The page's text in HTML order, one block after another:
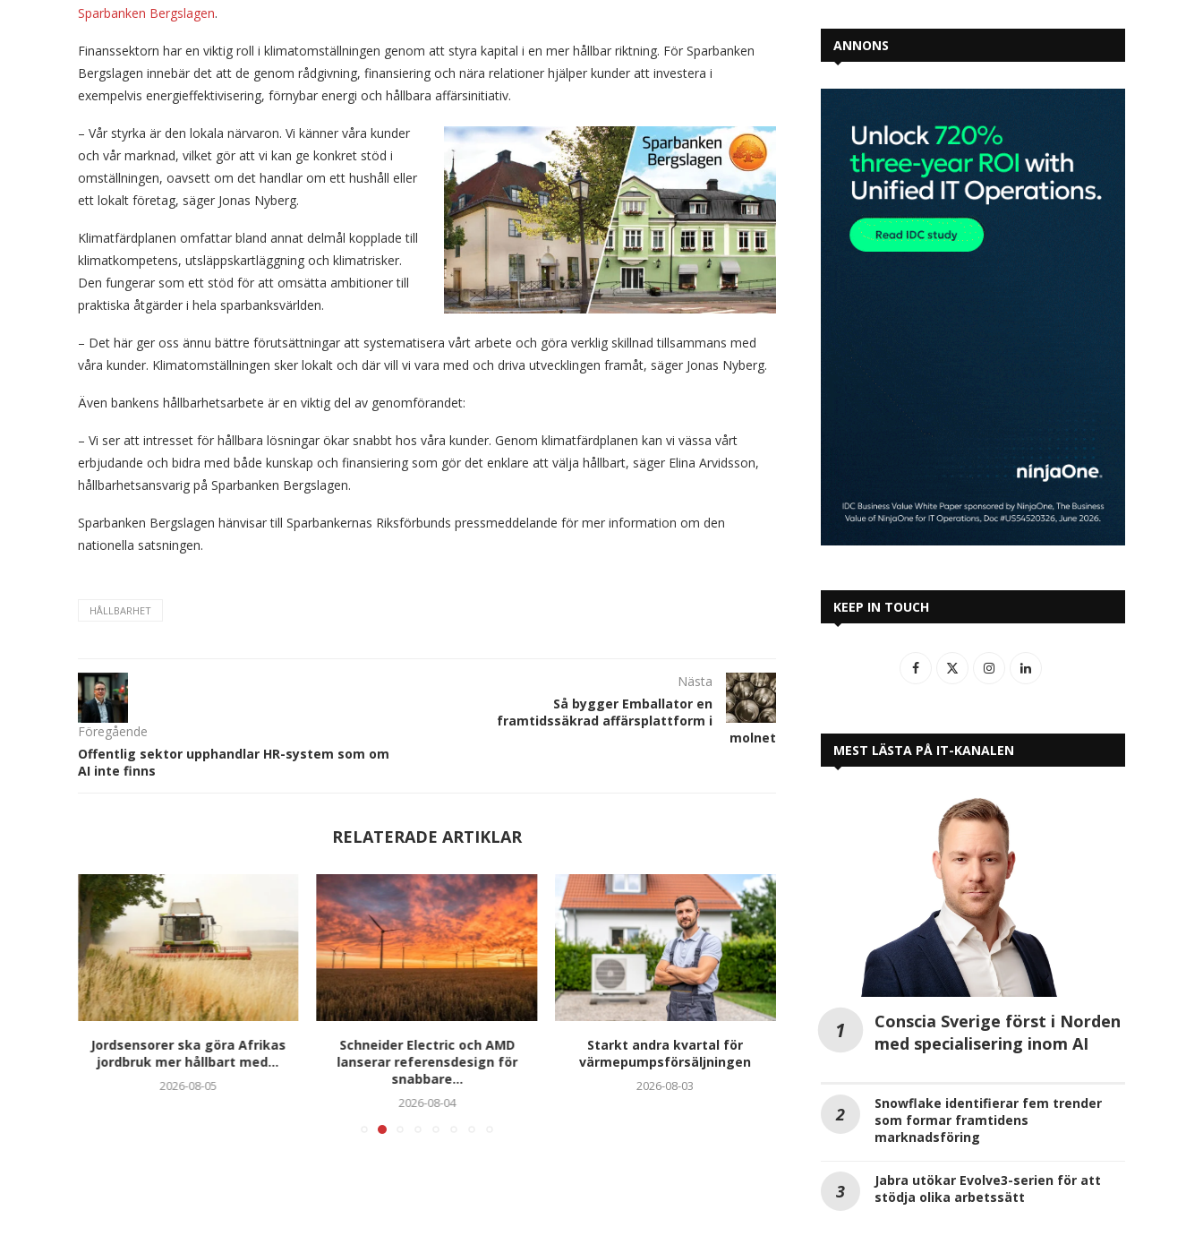
Sparbanken Bergslagen.
Finanssektorn har en viktig roll i klimatomställningen genom att styra kapital i en mer hållbar riktning. För Sparbanken
Bergslagen innebär det att de genom rådgivning, finansiering och nära relationer hjälper kunder att investera i
exempelvis energieffektivisering, förnybar energi och hållbara affärsinitiativ.
– Vår styrka är den lokala närvaron. Vi känner våra kunder
och vår marknad, vilket gör att vi kan ge konkret stöd i
omställningen, oavsett om det handlar om ett hushåll eller
ett lokalt företag, säger Jonas Nyberg.
Klimatfärdplanen omfattar bland annat delmål kopplade till
klimatkompetens, utsläppskartläggning och klimatrisker.
Den fungerar som ett stöd för att omsätta ambitioner till
praktiska åtgärder i hela sparbanksvärlden.
– Det här ger oss ännu bättre förutsättningar att systematisera vårt arbete och göra verklig skillnad tillsammans med
våra kunder. Klimatomställningen sker lokalt och där vill vi vara med och driva utvecklingen framåt, säger Jonas Nyberg.
Även bankens hållbarhetsarbete är en viktig del av genomförandet:
– Vi ser att intresset för hållbara lösningar ökar snabbt hos våra kunder. Genom klimatfärdplanen kan vi vässa vårt
erbjudande och bidra med både kunskap och finansiering som gör det enklare att välja hållbart, säger Elina Arvidsson,
hållbarhetsansvarig på Sparbanken Bergslagen.
Sparbanken Bergslagen hänvisar till Sparbankernas Riksförbunds pressmeddelande för mer information om den
nationella satsningen.
HÅLLBARHET
Föregående
Offentlig sektor upphandlar HR-system som om
AI inte finns
Nästa
Så bygger Emballator en
framtidssäkrad affärsplattform i
molnet
RELATERADE ARTIKLAR
Jordsensorer ska göra Afrikas
jordbruk mer hållbart med...
2026-08-05
Schneider Electric och AMD
lanserar referensdesign för
snabbare...
2026-08-04
Starkt andra kvartal för
värmepumpsförsäljningen
2026-08-03
BenQ tilldelas bronsmedalj i
2026-07-28
Westcon-Comstor
ANNONS
KEEP IN TOUCH
MEST LÄSTA PÅ IT-KANALEN
Conscia Sverige först i Norden
med specialisering inom AI
Snowflake identifierar fem trender
som formar framtidens
marknadsföring
Jabra utökar Evolve3-serien för att
stödja olika arbetssätt